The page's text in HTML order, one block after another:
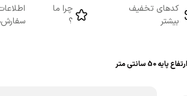
کدهای تخفیف
بیشتر
چرا ما
؟